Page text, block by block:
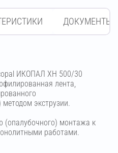
ДОКУМЕНТЫ
ИКОПАЛ ХН 500/30
лента,
экструзии.
(опалубочного) монтажа к
работами.